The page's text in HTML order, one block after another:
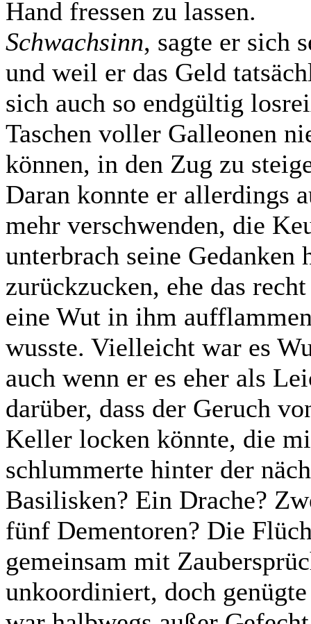
Hand fressen zu lassen.
Schwachsinn, sagte er sich
und weil er das Geld
sich auch so endgültig
Taschen voller Galleonen
können, in den Zug zu
Daran konnte er allerdings
mehr verschwenden, die
unterbrach seine
zurückzucken, ehe das
eine Wut in ihm
wusste. Vielleicht war es
auch wenn er es eher als
darüber, dass der Geruch
Keller locken könnte, die
schlummerte hinter der
Basilisken? Ein Drache?
fünf Dementoren? Die
gemeinsam mit
unkoordiniert, doch